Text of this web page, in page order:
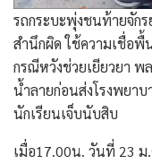
รถกระบะพุ่งชนท้ายจั
สำนึกผิด ใช้ความเชื่อ
กรณีหวังช่วยเยียวยา พ
น้ำลายก่อนส่งโรงพยา
นักเรียนเจ็บนับสิบ
เมื่อ17.00น. วันที่ 23